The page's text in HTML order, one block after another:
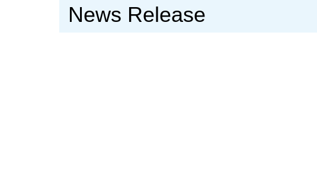
News Release